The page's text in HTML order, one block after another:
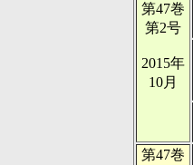
第47巻
第2号
2015年
10月
第47巻